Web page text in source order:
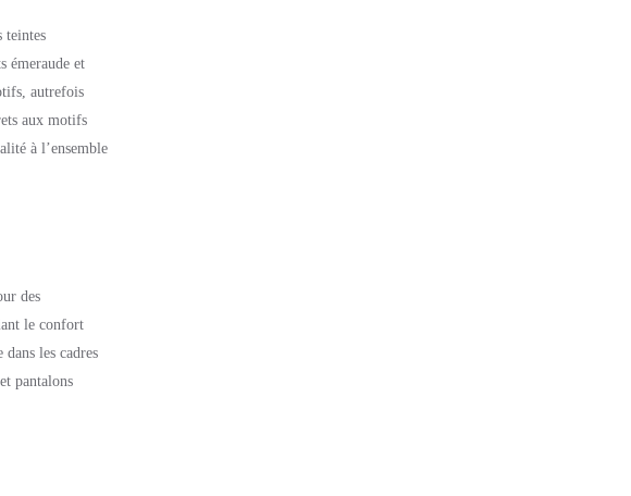
teintes
émeraude et
autrefois
aux motifs
à l’ensemble
des
le confort
les cadres
pantalons